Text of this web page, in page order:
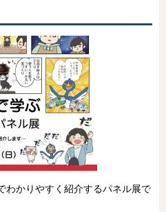
わかりやすく紹介するパネル展で